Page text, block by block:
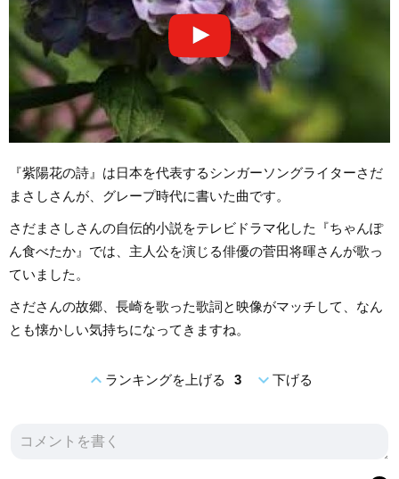
『紫陽花の詩』は日本を代表するシンガーソングライターさだ
まさしさんが、グレープ時代に書いた曲です。
さだまさしさんの自伝的小説をテレビドラマ化した『ちゃんぽ
ん食べたか』では、主人公を演じる俳優の菅田将暉さんが歌っ
ていました。
さださんの故郷、長崎を歌った歌詞と映像がマッチして、なん
とも懐かしい気持ちになってきますね。
expand_lessランキングを上げる 3 expand_more下げる